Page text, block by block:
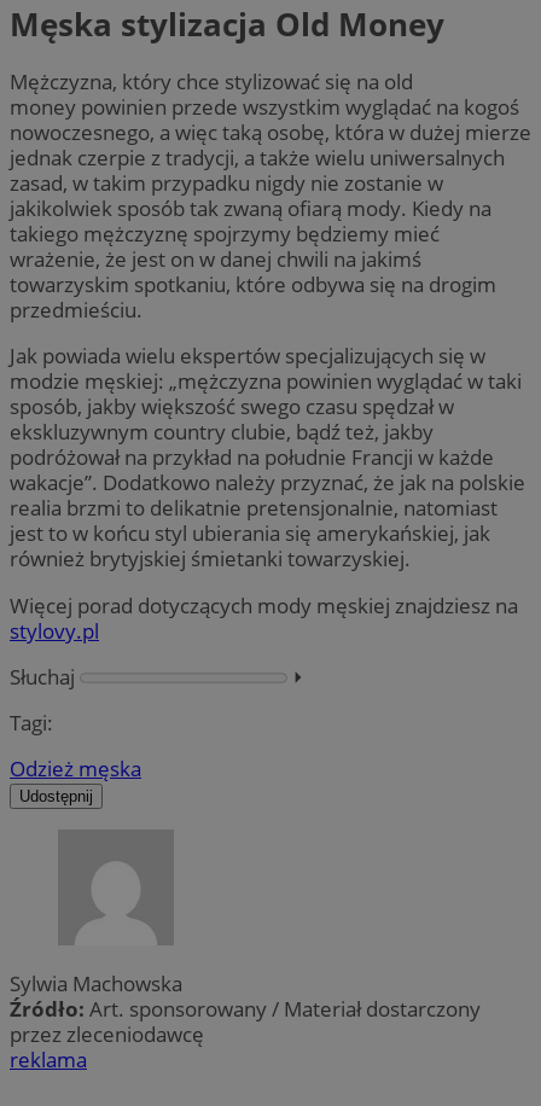
Męska stylizacja Old Money
Mężczyzna, który chce stylizować się na old
money powinien przede wszystkim wyglądać na kogoś
nowoczesnego, a więc taką osobę, która w dużej mierze
jednak czerpie z tradycji, a także wielu uniwersalnych
zasad, w takim przypadku nigdy nie zostanie w
jakikolwiek sposób tak zwaną ofiarą mody. Kiedy na
takiego mężczyznę spojrzymy będziemy mieć
wrażenie, że jest on w danej chwili na jakimś
towarzyskim spotkaniu, które odbywa się na drogim
przedmieściu.
Jak powiada wielu ekspertów specjalizujących się w
modzie męskiej: „mężczyzna powinien wyglądać w taki
sposób, jakby większość swego czasu spędzał w
ekskluzywnym country clubie, bądź też, jakby
podróżował na przykład na południe Francji w każde
wakacje”. Dodatkowo należy przyznać, że jak na polskie
realia brzmi to delikatnie pretensjonalnie, natomiast
jest to w końcu styl ubierania się amerykańskiej, jak
również brytyjskiej śmietanki towarzyskiej.
Więcej porad dotyczących mody męskiej znajdziesz na
stylovy.pl
Słuchaj
⏵︎
Tagi:
Odzież męska
Udostępnij
Sylwia Machowska
Źródło: Art. sponsorowany / Materiał dostarczony
przez zleceniodawcę
reklama